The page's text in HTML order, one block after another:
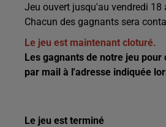
Jeu ouvert jusqu'au vendredi 18
Chacun des gagnants sera
Le jeu est maintenant cloturé.
Les gagnants de notre jeu
par mail à l'adresse indiquée
Le jeu est terminé